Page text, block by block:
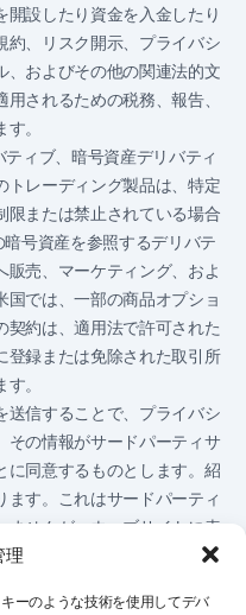
理
ーのような技術を使用してデバ
設したり資金を入金したり
約、リスク開示、プライバシ
、およびその他の関連法的文
されるための税務、報告、
。
ィブ、暗号資産デリバティ
トレーディング製品は、特定
限または禁止されている場合
号資産を参照するデリバテ
販売、マーケティング、およ
では、一部の商品オプショ
契約は、適用法で許可された
登録または免除された取引所
。
送信することで、プライバシ
その情報がサードパーティサ
に同意するものとします。紹
す。これはサードパーティ
ませんが、ウェブサイトに表
あります。